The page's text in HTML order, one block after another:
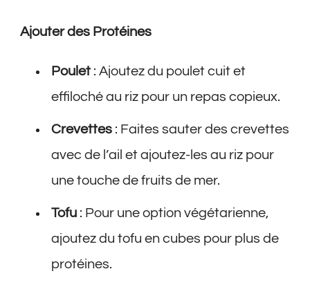
Ajouter des Protéines
Poulet : Ajoutez du poulet cuit et
effiloché au riz pour un repas copieux.
Crevettes : Faites sauter des crevettes
avec de l’ail et ajoutez-les au riz pour
une touche de fruits de mer.
Tofu : Pour une option végétarienne,
ajoutez du tofu en cubes pour plus de
protéines.